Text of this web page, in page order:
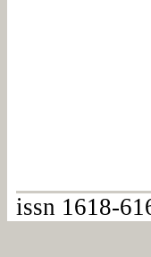
issn 1618-